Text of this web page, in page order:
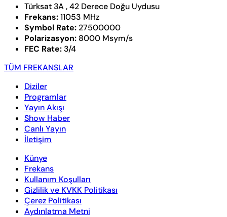
Türksat 3A , 42 Derece Doğu Uydusu
Frekans:11053 MHz
Symbol Rate: 27500000
Polarizasyon: 8000 Msym/s
FEC Rate: 3/4
TÜM FREKANSLAR
Diziler
Programlar
Yayın Akışı
Show Haber
Canlı Yayın
İletişim
Künye
Frekans
Kullanım Koşulları
Gizlilik ve KVKK Politikası
Çerez Politikası
Aydınlatma Metni